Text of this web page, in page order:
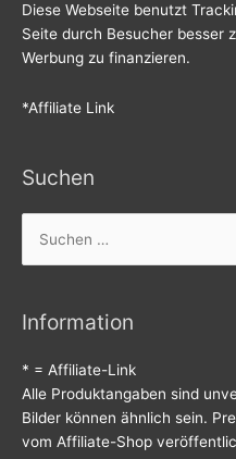
Diese Webseite benutzt
Seite durch Besucher besser
Werbung zu finanzieren.
*Affiliate Link
Suchen
Suchen
nach:
Information
* = Affiliate-Link
Alle Produktangaben sind
Bilder können ähnlich sein.
vom Affiliate-Shop